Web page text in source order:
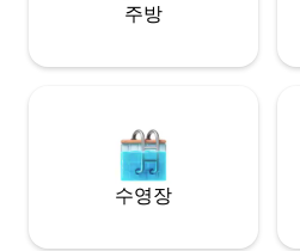
주방
수영장